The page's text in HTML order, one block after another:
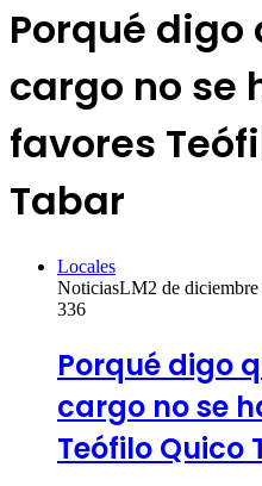
Porqué digo
cargo no se
favores
Tabar
Locales
NoticiasLM2 de
336
Porqué digo
cargo no se
Teófilo Quico